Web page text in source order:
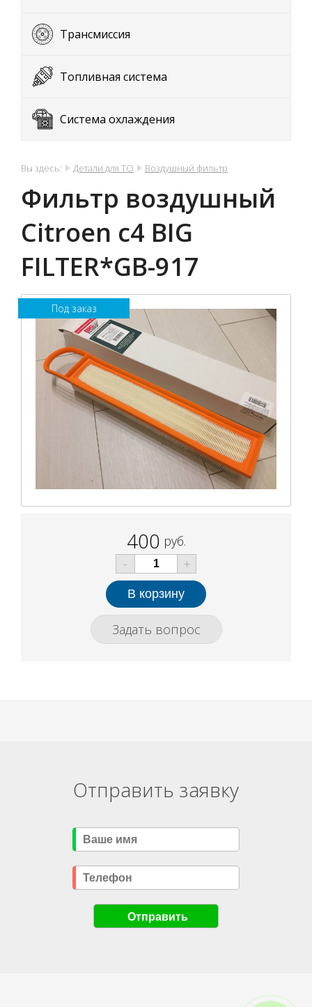
Трансмиссия
Топливная система
Система охлаждения
Вы здесь: Детали для ТО Воздушный фильтр
Фильтр воздушный
Citroen c4 BIG
FILTER*GB-917
Под заказ
400 руб.
-
+
Задать вопрос
Отправить заявку